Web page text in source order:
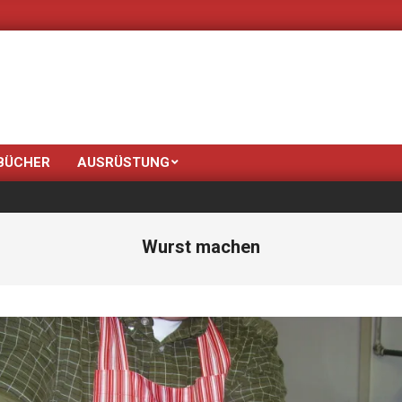
AUSRÜSTUNG
Wurst machen